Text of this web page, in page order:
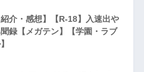
紹介・感想】【R-18】入速出や
録【メガテン】【学園・ラブ